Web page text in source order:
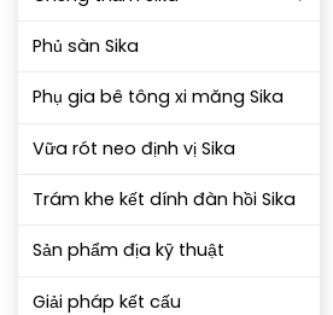
Phủ sàn Sika
Phụ gia bê tông xi măng Sika
Vữa rót neo định vị Sika
Trám khe kết dính đàn hồi Sika
Sản phẩm địa kỹ thuật
Giải pháp kết cấu